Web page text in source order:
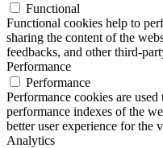
Functional
Functional cookies help to
sharing the content of the
feedbacks, and other third-
Performance
Performance
Performance cookies are
performance indexes of the
better user experience for the
Analytics